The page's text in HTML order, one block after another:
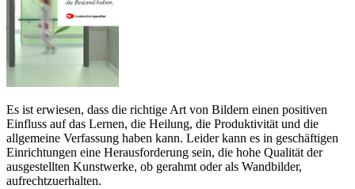
Es ist erwiesen, dass die richtige Art von Bildern einen positiven
Einfluss auf das Lernen, die Heilung, die Produktivität und die
allgemeine Verfassung haben kann. Leider kann es in geschäftigen
Einrichtungen eine Herausforderung sein, die hohe Qualität der
ausgestellten Kunstwerke, ob gerahmt oder als Wandbilder,
aufrechtzuerhalten.